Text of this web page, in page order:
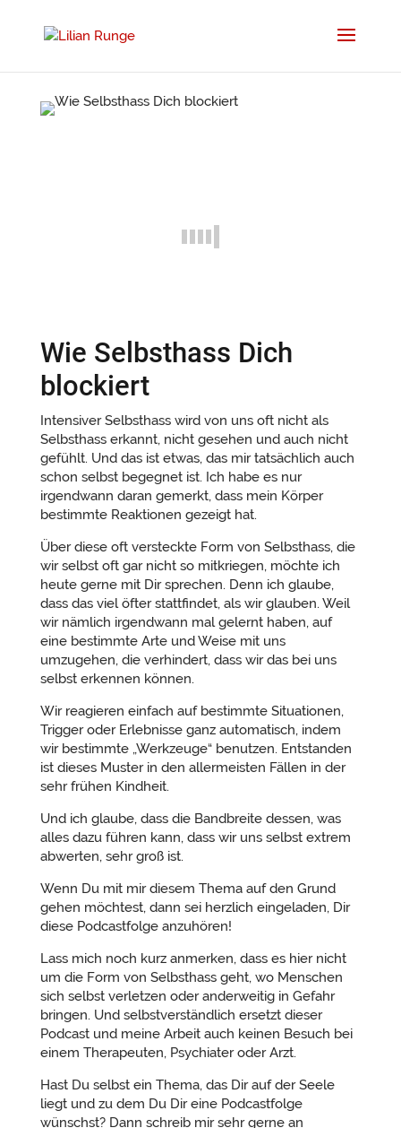
Wie Selbsthass Dich
blockiert
Intensiver Selbsthass wird von uns oft nicht als
Selbsthass erkannt, nicht gesehen und auch nicht
gefühlt. Und das ist etwas, das mir tatsächlich auch
schon selbst begegnet ist. Ich habe es nur
irgendwann daran gemerkt, dass mein Körper
bestimmte Reaktionen gezeigt hat.
Über diese oft versteckte Form von Selbsthass, die
wir selbst oft gar nicht so mitkriegen, möchte ich
heute gerne mit Dir sprechen. Denn ich glaube,
dass das viel öfter stattfindet, als wir glauben. Weil
wir nämlich irgendwann mal gelernt haben, auf
eine bestimmte Arte und Weise mit uns
umzugehen, die verhindert, dass wir das bei uns
selbst erkennen können.
Wir reagieren einfach auf bestimmte Situationen,
Trigger oder Erlebnisse ganz automatisch, indem
wir bestimmte „Werkzeuge“ benutzen. Entstanden
ist dieses Muster in den allermeisten Fällen in der
sehr frühen Kindheit.
Und ich glaube, dass die Bandbreite dessen, was
alles dazu führen kann, dass wir uns selbst extrem
abwerten, sehr groß ist.
Wenn Du mit mir diesem Thema auf den Grund
gehen möchtest, dann sei herzlich eingeladen, Dir
diese Podcastfolge anzuhören!
Lass mich noch kurz anmerken, dass es hier nicht
um die Form von Selbsthass geht, wo Menschen
sich selbst verletzen oder anderweitig in Gefahr
bringen. Und selbstverständlich ersetzt dieser
Podcast und meine Arbeit auch keinen Besuch bei
einem Therapeuten, Psychiater oder Arzt.
Hast Du selbst ein Thema, das Dir auf der Seele
liegt und zu dem Du Dir eine Podcastfolge
wünschst? Dann schreib mir sehr gerne an